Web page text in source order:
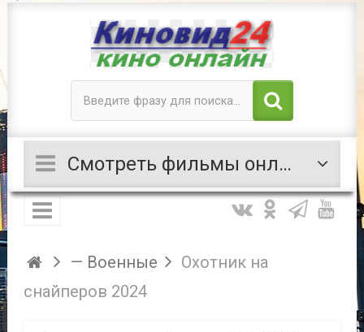
Смотреть фильмы онлайн
— Военные
Охотник на
снайперов 2024